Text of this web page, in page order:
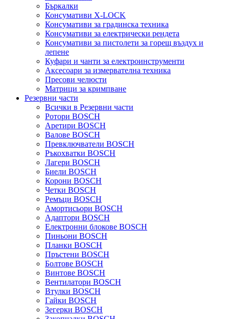
Бъркалки
Консумативи X-LOCK
Консумативи за градинска техника
Консумативи за електрически рендета
Консумативи за пистолети за горещ въздух и
лепене
Куфари и чанти за електроинструменти
Аксесоари за измервателна техника
Пресови челюсти
Матрици за кримпване
Резервни части
Всички в Резервни части
Ротори BOSCH
Аретири BOSCH
Валове BOSCH
Превключватели BOSCH
Ръкохватки BOSCH
Лагери BOSCH
Биели BOSCH
Корони BOSCH
Четки BOSCH
Ремъци BOSCH
Амортисьори BOSCH
Адаптори BOSCH
Електронни блокове BOSCH
Пиньони BOSCH
Планки BOSCH
Пръстени BOSCH
Болтове BOSCH
Винтове BOSCH
Вентилатори BOSCH
Втулки BOSCH
Гайки BOSCH
Зегерки BOSCH